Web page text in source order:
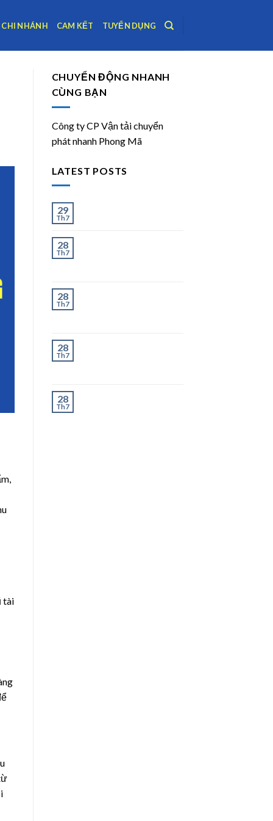
CHI NHÁNH CAM KẾT TUYỂN DỤNG
tài
CHUYỂN ĐỘNG NHANH
CÙNG BẠN
Công ty CP Vận tải chuyển
phát nhanh Phong Mã
LATEST POSTS
29
Th7
28
Th7
28
Th7
28
Th7
28
Th7